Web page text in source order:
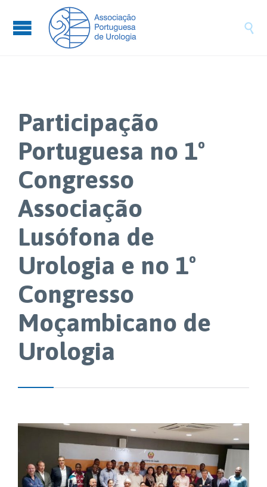

Participação
Portuguesa no 1º
Congresso
Associação
Lusófona de
Urologia e no 1º
Congresso
Moçambicano de
Urologia